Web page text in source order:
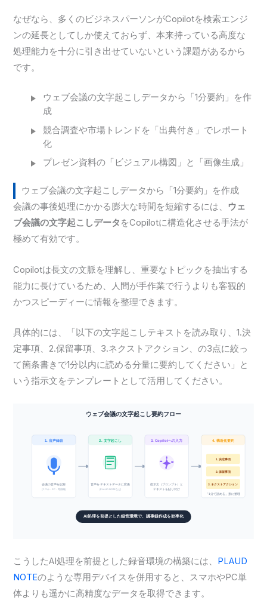
なぜなら、多くのビジネスパーソンがCopilotを検索エンジ
ンの延長としてしか使えておらず、本来持っている高度な
処理能力を十分に引き出せていないという課題があるから
です。
ウェブ会議の文字起こしデータから「1分要約」を作
成
競合調査や市場トレンドを「出典付き」でレポート
化
プレゼン資料の「ビジュアル構図」と「画像生成」
ウェブ会議の文字起こしデータから「1分要約」を作成
会議の事後処理にかかる膨大な時間を短縮するには、 ウェ
ブ会議の文字起こしデータ をCopilotに構造化させる手法が
極めて有効です。
Copilotは長文の文脈を理解し、重要なトピックを抽出する
能力に長けているため、人間が手作業で行うよりも客観的
かつスピーディーに情報を整理できます。
具体的には、「以下の文字起こしテキストを読み取り、1.決
定事項、2.保留事項、3.ネクストアクション、の3点に絞っ
て箇条書きで1分以内に読める分量に要約してください」と
いう指示文をテンプレートとして活用してください。
こうしたAI処理を前提とした録音環境の構築には、
PLAUD
NOTEのような専用デバイスを併用すると、スマホやPC単
体よりも遥かに高精度なデータを取得できます。